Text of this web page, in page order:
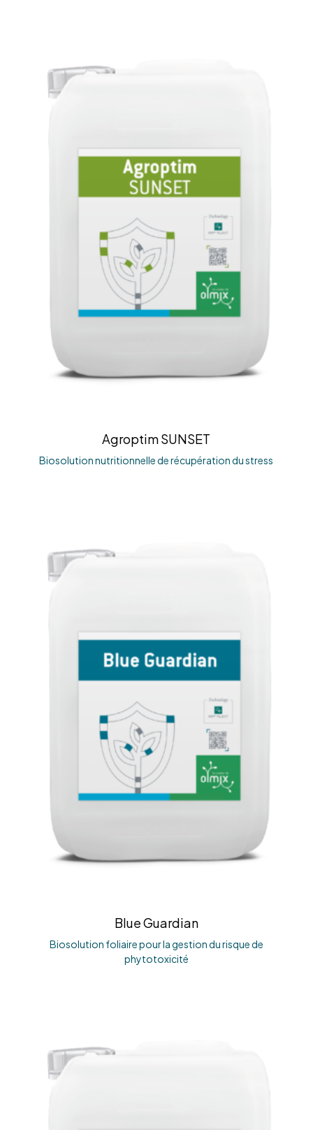
Agroptim SUNSET
Biosolution nutritionnelle de récupération du stress
Blue Guardian
Biosolution foliaire pour la gestion du risque de
phytotoxicité